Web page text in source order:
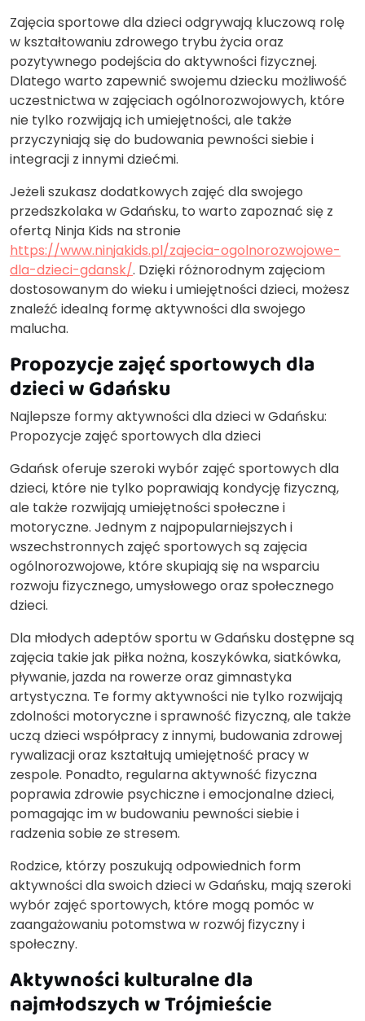
Zajęcia sportowe dla dzieci odgrywają kluczową rolę
w kształtowaniu zdrowego trybu życia oraz
pozytywnego podejścia do aktywności fizycznej.
Dlatego warto zapewnić swojemu dziecku możliwość
uczestnictwa w zajęciach ogólnorozwojowych, które
nie tylko rozwijają ich umiejętności, ale także
przyczyniają się do budowania pewności siebie i
integracji z innymi dziećmi.
Jeżeli szukasz dodatkowych zajęć dla swojego
przedszkolaka w Gdańsku, to warto zapoznać się z
ofertą Ninja Kids na stronie
https://www.ninjakids.pl/zajecia-ogolnorozwojowe-
dla-dzieci-gdansk/. Dzięki różnorodnym zajęciom
dostosowanym do wieku i umiejętności dzieci, możesz
znaleźć idealną formę aktywności dla swojego
malucha.
Propozycje zajęć sportowych dla
dzieci w Gdańsku
Najlepsze formy aktywności dla dzieci w Gdańsku:
Propozycje zajęć sportowych dla dzieci
Gdańsk oferuje szeroki wybór zajęć sportowych dla
dzieci, które nie tylko poprawiają kondycję fizyczną,
ale także rozwijają umiejętności społeczne i
motoryczne. Jednym z najpopularniejszych i
wszechstronnych zajęć sportowych są zajęcia
ogólnorozwojowe, które skupiają się na wsparciu
rozwoju fizycznego, umysłowego oraz społecznego
dzieci.
Dla młodych adeptów sportu w Gdańsku dostępne są
zajęcia takie jak piłka nożna, koszykówka, siatkówka,
pływanie, jazda na rowerze oraz gimnastyka
artystyczna. Te formy aktywności nie tylko rozwijają
zdolności motoryczne i sprawność fizyczną, ale także
uczą dzieci współpracy z innymi, budowania zdrowej
rywalizacji oraz kształtują umiejętność pracy w
zespole. Ponadto, regularna aktywność fizyczna
poprawia zdrowie psychiczne i emocjonalne dzieci,
pomagając im w budowaniu pewności siebie i
radzenia sobie ze stresem.
Rodzice, którzy poszukują odpowiednich form
aktywności dla swoich dzieci w Gdańsku, mają szeroki
wybór zajęć sportowych, które mogą pomóc w
zaangażowaniu potomstwa w rozwój fizyczny i
społeczny.
Aktywności kulturalne dla
najmłodszych w Trójmieście